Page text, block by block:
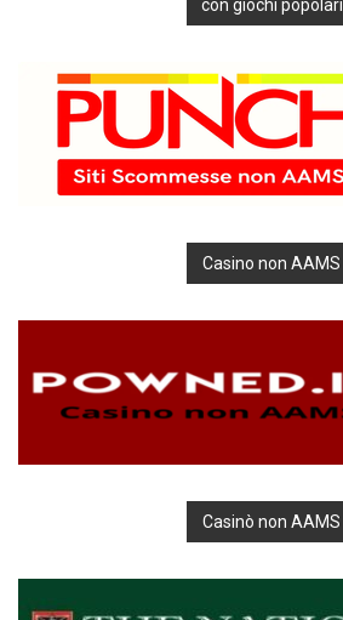
con giochi popolari
Casino non AAMS
Casinò non AAMS